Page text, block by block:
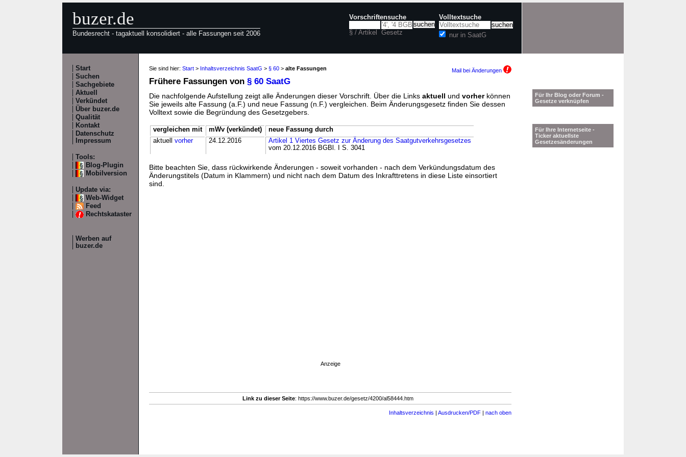
buzer.de
Bundesrecht - tagaktuell konsolidiert - alle Fassungen seit 2006
Vorschriftensuche
§ / Artikel Gesetz
Volltextsuche
nur in SaatG
Start
Suchen
Sachgebiete
Aktuell
Verkündet
Über buzer.de
Qualität
Kontakt
Datenschutz
Impressum
Tools:
Blog-Plugin
Mobilversion
Update via:
Web-Widget
Feed
Rechtskataster
Werben auf
buzer.de
Sie sind hier: Start > Inhaltsverzeichnis SaatG > § 60 > alte Fassungen Mail bei Änderungen
Frühere Fassungen von § 60 SaatG
Die nachfolgende Aufstellung zeigt alle Änderungen dieser Vorschrift. Über die Links aktuell und vorherkönnen
Sie jeweils alte Fassung (a.F.) und neue Fassung (n.F.) vergleichen. Beim Änderungsgesetz finden Sie dessen
Volltext sowie die Begründung des Gesetzgebers.
vergleichen mit mWv (verkündet)
neue Fassung durch
aktuell vorher 24.12.2016
Artikel 1 Viertes Gesetz zur Änderung des Saatgutverkehrsgesetzes
vom 20.12.2016 BGBl. I S. 3041
Bitte beachten Sie, dass rückwirkende Änderungen - soweit vorhanden - nach dem Verkündungsdatum des
Änderungstitels (Datum in Klammern) und nicht nach dem Datum des Inkrafttretens in diese Liste einsortiert
sind.
Anzeige
Link zu dieser Seite: https://www.buzer.de/gesetz/4200/al58444.htm
Inhaltsverzeichnis | Ausdrucken/PDF | nach oben
Für Ihr Blog oder Forum -
Gesetze verknüpfen
Für Ihre Internetseite -
Ticker aktuellste
Gesetzesänderungen